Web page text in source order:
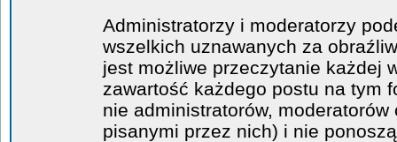
Administratorzy i moderatorzy
wszelkich uznawanych za
jest możliwe przeczytanie każdej
zawartość każdego postu na tym
nie administratorów,
pisanymi przez nich) i nie